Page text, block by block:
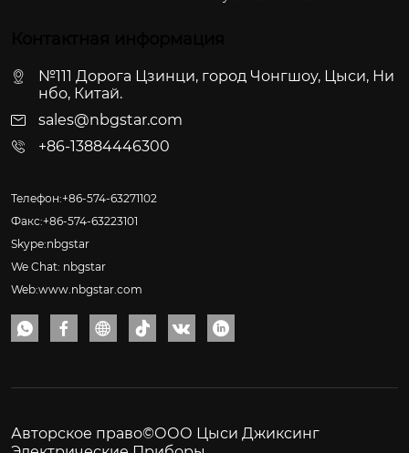
№111 Дорога Цзинци, город Чонгшоу, Цыси, Ни
нбо, Китай.
sales@nbgstar.com
+86-13884446300
Телефон:+86-574-63271102
Факс:+86-574-63223101
Skype:nbgstar
We Chat: nbgstar
Web:www.nbgstar.com
     
Авторское право©ООО Цыси Джиксинг